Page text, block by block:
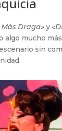
Más Draga» y «
algo mucho
sin